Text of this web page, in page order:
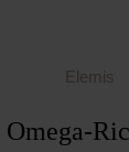
Elemis